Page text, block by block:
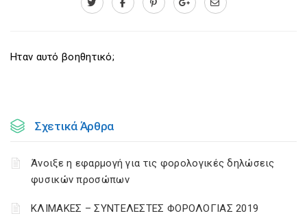
Ηταν αυτό βοηθητικό;
Σχετικά Άρθρα
Άνοιξε η εφαρμογή για τις φορολογικές δηλώσεις
φυσικών προσώπων
ΚΛΙΜΑΚΕΣ – ΣΥΝΤΕΛΕΣΤΕΣ ΦΟΡΟΛΟΓΙΑΣ 2019